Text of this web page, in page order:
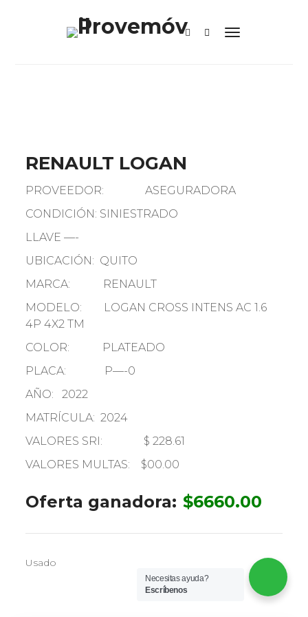
RENAULT LOGAN
PROVEEDOR: ASEGURADORA
CONDICIÓN: SINIESTRADO
LLAVE —-
UBICACIÓN: QUITO
MARCA: RENAULT
MODELO: LOGAN CROSS INTENS AC 1.6
4P 4X2 TM
COLOR: PLATEADO
PLACA: P—-0
AÑO: 2022
MATRÍCULA: 2024
VALORES SRI: $ 228.61
VALORES MULTAS: $00.00
Oferta ganadora: $6660.00
Usado
Necesitas ayuda?
Escríbenos